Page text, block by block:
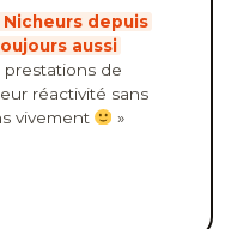
depuis
aussi
prestations de
réactivité sans
vivement
»